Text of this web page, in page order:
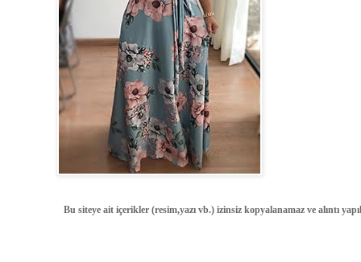
Bu siteye ait içerikler (resim,yazı vb.) izinsiz kopyalanamaz ve alıntı